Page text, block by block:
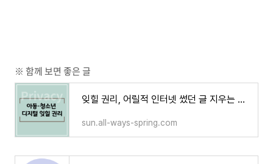
※ 함께 보면 좋은 글
잊힐 권리, 어릴적 인터넷 썼던 글 지우는 방법
sun.all-ways-spring.com